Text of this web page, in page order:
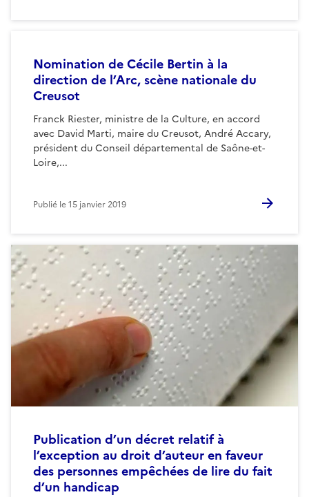
Nomination de Cécile Bertin à la
direction de l’Arc, scène nationale du
Creusot
Franck Riester, ministre de la Culture, en accord
avec David Marti, maire du Creusot, André Accary,
président du Conseil départemental de Saône-et-
Loire,...
Publié le15 janvier 2019
Publication d’un décret relatif à
l’exception au droit d’auteur en faveur
des personnes empêchées de lire du fait
d’un handicap